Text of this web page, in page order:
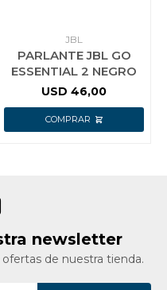
JBL
PARLANTE JBL GO
ESSENTIAL 2 NEGRO
USD 46,00
newsletter
de nuestra tienda.